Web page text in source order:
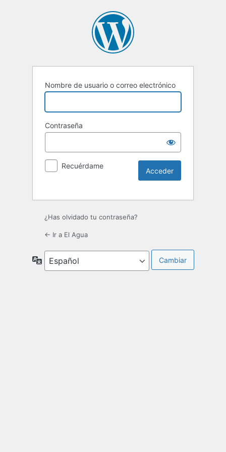
Nombre de usuario o correo electrónico
Contraseña
Recuérdame
¿Has olvidado tu contraseña?
← Ir a El Agua
Idioma